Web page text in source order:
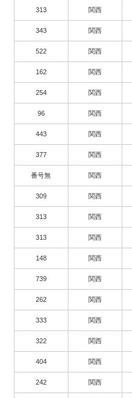
313 関西
343 関西
522 関西
162 関西
254 関西
96 関西
443 関西
377 関西
番号無 関西
309 関西
313 関西
313 関西
148 関西
739 関西
262 関西
333 関西
322 関西
404 関西
242 関西